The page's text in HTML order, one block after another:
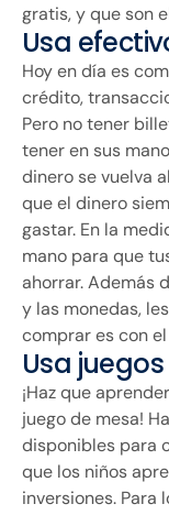
gratis, y que son
Usa
Hoy en día es
crédito,
Pero no tener
tener en sus
dinero se vuelva
que el dinero
gastar. En la
mano para que
ahorrar. Además
y las monedas,
comprar es con
Usa juegos
¡Haz que
juego de mesa!
disponibles para
que los niños
inversiones. Para